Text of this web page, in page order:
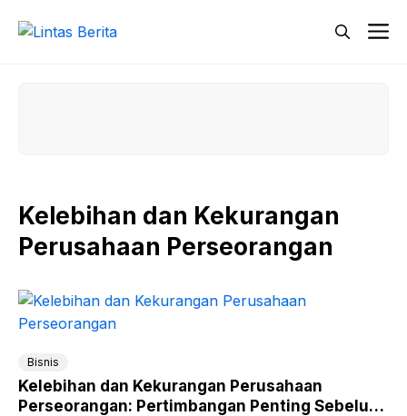
Kelebihan dan Kekurangan
Perusahaan Perseorangan
Bisnis
Kelebihan dan Kekurangan Perusahaan
Perseorangan: Pertimbangan Penting Sebelum